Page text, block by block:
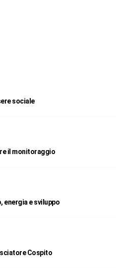
sociale
il monitoraggio
energia e sviluppo
Cospito